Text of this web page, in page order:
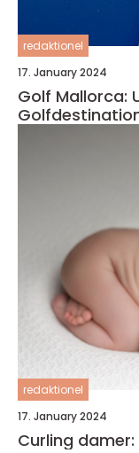
redaktionel
17. January 2024
Golf Mallorca:
redaktionel
17. January 2024
Curling